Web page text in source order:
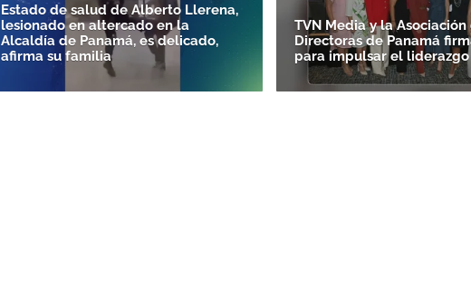
Estado de salud de Alberto Llerena,
lesionado en altercado en la
Alcaldía de Panamá, es delicado,
afirma su familia
TVN Media y la Asociación
Directoras de Panamá
para impulsar el